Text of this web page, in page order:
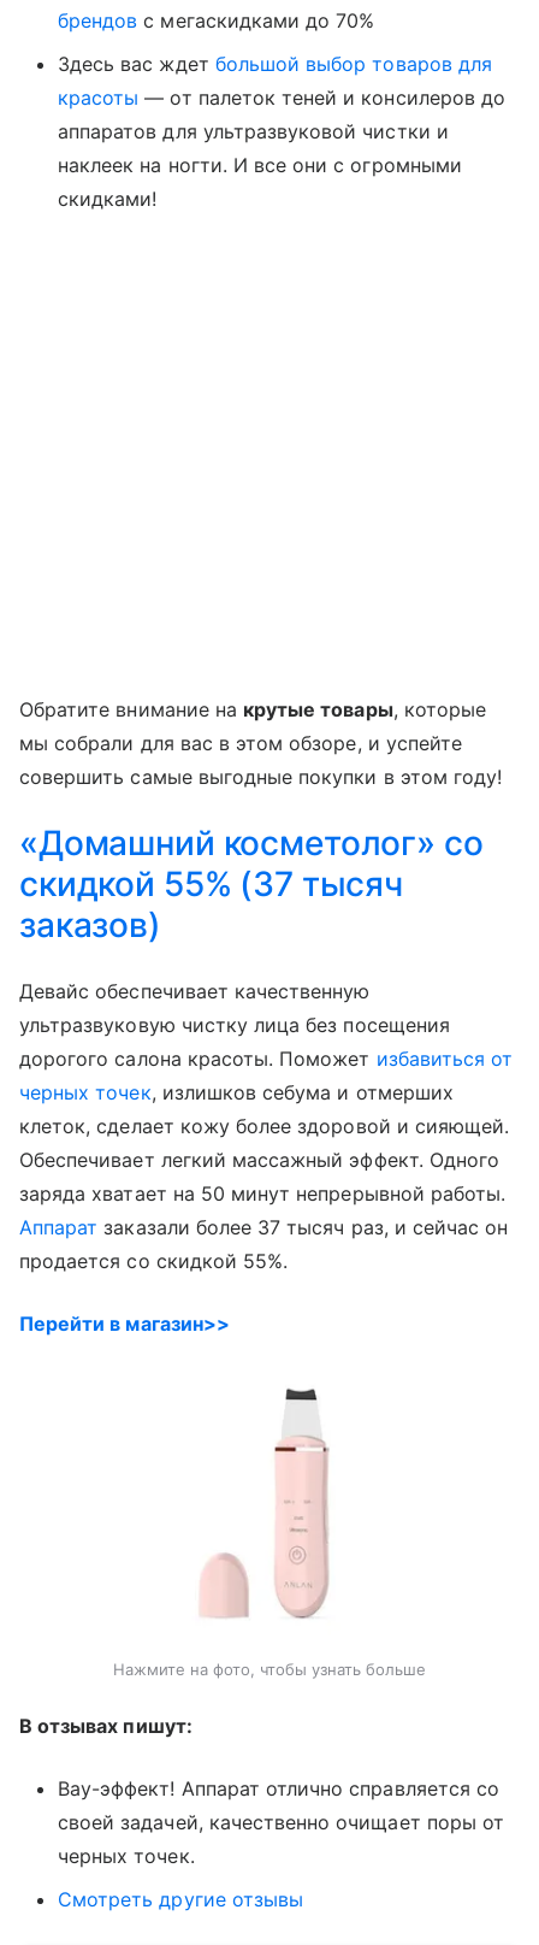
брендов с мегаскидками до 70%
Здесь вас ждет большой выбор товаров для
красоты — от палеток теней и консилеров до
аппаратов для ультразвуковой чистки и
наклеек на ногти. И все они с огромными
скидками!
Обратите внимание на крутые товары, которые
мы собрали для вас в этом обзоре, и успейте
совершить самые выгодные покупки в этом году!
«Домашний косметолог» со
скидкой 55% (37 тысяч
заказов)
Девайс обеспечивает качественную
ультразвуковую чистку лица без посещения
дорогого салона красоты. Поможет избавиться от
черных точек, излишков себума и отмерших
клеток, сделает кожу более здоровой и сияющей.
Обеспечивает легкий массажный эффект. Одного
заряда хватает на 50 минут непрерывной работы.
Аппарат заказали более 37 тысяч раз, и сейчас он
продается со скидкой 55%.
Перейти в магазин>>
Нажмите на фото, чтобы узнать больше
В отзывах пишут:
Вау-эффект! Аппарат отлично справляется со
своей задачей, качественно очищает поры от
черных точек.
Смотреть другие отзывы